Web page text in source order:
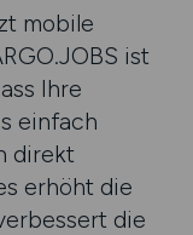
mobile
ist
Ihre
einfach
direkt
erhöht die
die